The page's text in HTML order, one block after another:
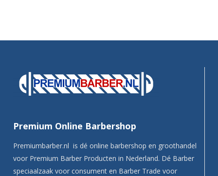
Premium Online Barbershop
Premiumbarber.nl is dé online barbershop en groothandel
voor Premium Barber Producten in Nederland. Dé Barber
speciaalzaak voor consument en Barber Trade voor